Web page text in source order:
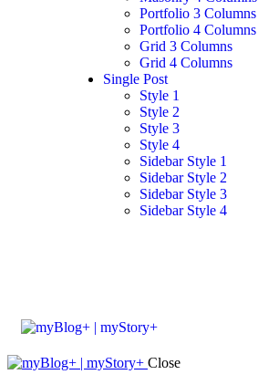
Portfolio 3 Columns
Portfolio 4 Columns
Grid 3 Columns
Grid 4 Columns
Single Post
Style 1
Style 2
Style 3
Style 4
Sidebar Style 1
Sidebar Style 2
Sidebar Style 3
Sidebar Style 4
Close